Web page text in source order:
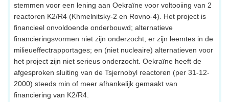
stemmen voor een lening aan Oekraïne voor voltooiing van 2
reactoren K2/R4 (Khmelnitsky-2 en Rovno-4). Het project is
financieel onvoldoende onderbouwd; alternatieve
financieringsvormen niet zijn onderzocht; er zijn leemtes in de
milieueffectrapportages; en (niet nucleaire) alternatieven voor
het project zijn niet serieus onderzocht. Oekraïne heeft de
afgesproken sluiting van de Tsjernobyl reactoren (per 31-12-
2000) steeds min of meer afhankelijk gemaakt van
financiering van K2/R4.